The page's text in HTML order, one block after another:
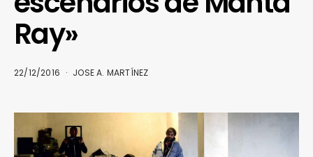
Ray»
22/12/2016 JOSE A. MARTÍNEZ